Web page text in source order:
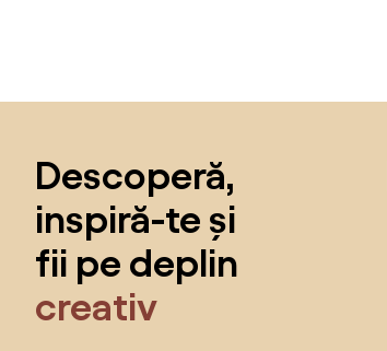
Descoperă,
inspiră-te și
fii pe deplin
creativ